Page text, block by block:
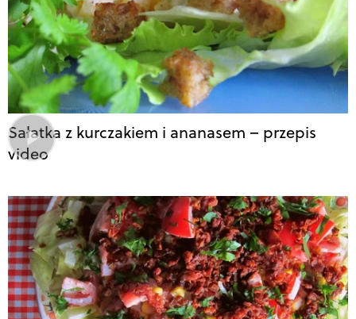
Sałatka z kurczakiem i ananasem – przepis
video